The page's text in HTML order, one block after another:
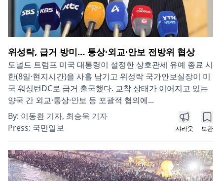
위성락, 급거 방미… 통상·외교·안보 전방위 협상
도널드 트럼프 미국 대통령이 설정한 상호관세 유예 종료 시
한(8일·현지시간)을 사흘 남기고 위성락 국가안보실장이 미
국 워싱턴DC로 급거 출국했다. 교착 상태가 이어지고 있는
양국 간 외교·통상·안보 등 포괄적 협의에...
By: 이동환 기자, 최승욱 기자
Press: 국민일보 샤라웃 보관